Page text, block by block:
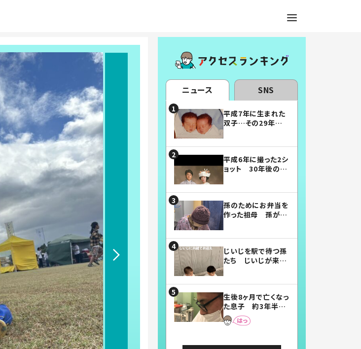
ニュース SNS
平成7年に生まれた
双子…その29年後
平成6年に撮った2シ
ョット 30年後の姿
孫のためにお弁当を
作った祖母 孫が絶
じいじを駅で待つ孫
たち じいじが来た
まらない」「幸せにな
れる」
生後8ヶ月で亡くなっ
た息子 約3年半
後、当時の妻の日記
に書いてあった本音